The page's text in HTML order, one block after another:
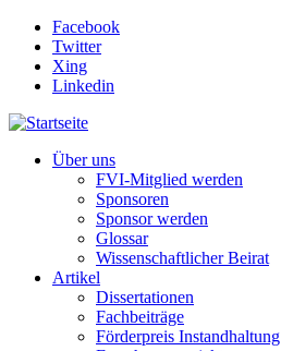
Direkt zum Inhalt
Facebook
Twitter
Xing
Linkedin
Über uns
FVI-Mitglied werden
Sponsoren
Sponsor werden
Glossar
Wissenschaftlicher Beirat
Artikel
Dissertationen
Fachbeiträge
Förderpreis Instandhaltung